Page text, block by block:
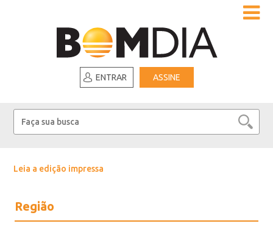
ENTRAR ASSINE
Leia a edição impressa
Região